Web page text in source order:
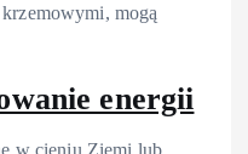
mogą
energii